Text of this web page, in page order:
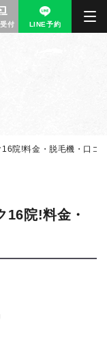
付 LINE予約
院!料金・脱毛機・口コ
16院!料金・